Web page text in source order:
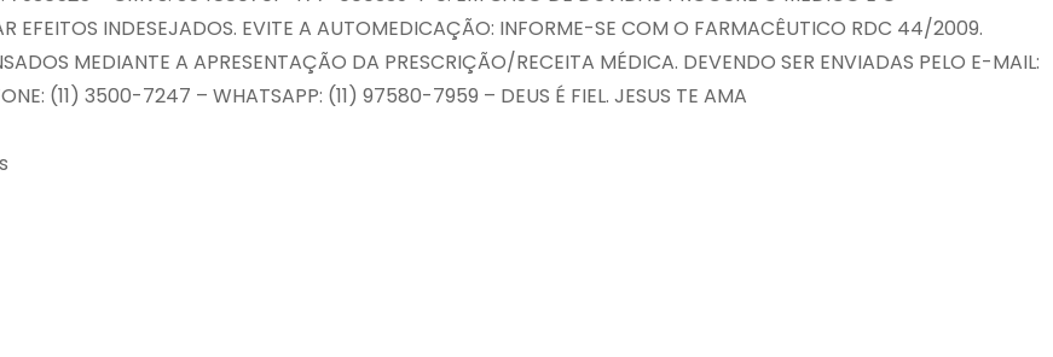
EFEITOS INDESEJADOS. EVITE A AUTOMEDICAÇÃO: INFORME-SE COM O FARMACÊUTICO RDC 44/2009.
MEDIANTE A APRESENTAÇÃO DA PRESCRIÇÃO/RECEITA MÉDICA. DEVENDO SER ENVIADAS PELO E-MAIL:
(11) 3500-7247 – WHATSAPP: (11) 97580-7959 – DEUS É FIEL. JESUS TE AMA